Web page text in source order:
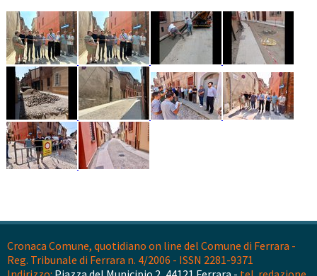
Cronaca Comune, quotidiano on line del Comune di Ferrara -
Reg. Tribunale di Ferrara n. 4/2006 - ISSN 2281-9371